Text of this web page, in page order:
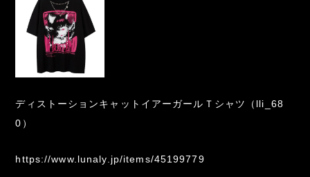
ディストーションキャットイアーガールＴシャツ（lli_68
0）
https://www.lunaly.jp/items/45199779